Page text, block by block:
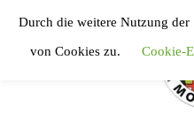
springen
Durch die weitere Nutzung der
von Cookies zu. Cookie-